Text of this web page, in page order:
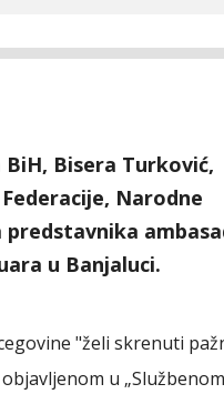
Bisera Turković,
Narodne
predstavnika
u Banjaluci.
"želi skrenuti
u „Službenom